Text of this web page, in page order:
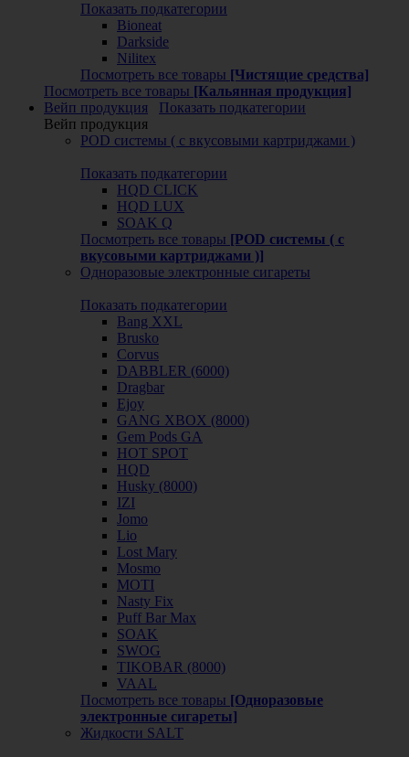
Показать подкатегории
Bioneat
Darkside
Nilitex
Посмотреть все товары [Чистящие средства]
Посмотреть все товары [Кальянная продукция]
Вейп продукция
Показать подкатегории
Вейп продукция
POD системы ( с вкусовыми картриджами )
Показать подкатегории
HQD CLICK
HQD LUX
SOAK Q
Посмотреть все товары [POD системы ( с
вкусовыми картриджами )]
Одноразовые электронные сигареты
Показать подкатегории
Bang XXL
Brusko
Corvus
DABBLER (6000)
Dragbar
Ejoy
GANG XBOX (8000)
Gem Pods GA
HOT SPOT
HQD
Husky (8000)
IZI
Jomo
Lio
Lost Mary
Mosmo
MOTI
Nasty Fix
Puff Bar Max
SOAK
SWOG
TIKOBAR (8000)
VAAL
Посмотреть все товары [Одноразовые
электронные сигареты]
Жидкости SALT